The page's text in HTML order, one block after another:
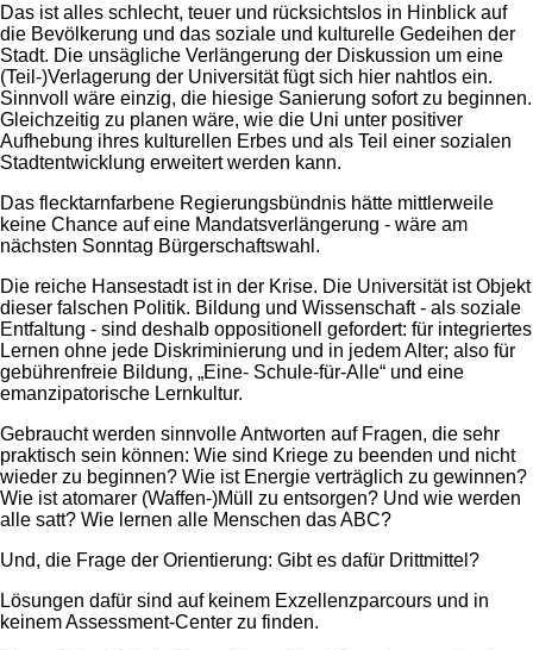
Das ist alles schlecht, teuer und rücksichtslos in Hinblick auf
die Bevölkerung und das soziale und kulturelle Gedeihen der
Stadt. Die unsägliche Verlängerung der Diskussion um eine
(Teil-)Verlagerung der Universität fügt sich hier nahtlos ein.
Sinnvoll wäre einzig, die hiesige Sanierung sofort zu beginnen.
Gleichzeitig zu planen wäre, wie die Uni unter positiver
Aufhebung ihres kulturellen Erbes und als Teil einer sozialen
Stadtentwicklung erweitert werden kann.
Das flecktarnfarbene Regierungsbündnis hätte mittlerweile
keine Chance auf eine Mandatsverlängerung - wäre am
nächsten Sonntag Bürgerschaftswahl.
Die reiche Hansestadt ist in der Krise. Die Universität ist Objekt
dieser falschen Politik. Bildung und Wissenschaft - als soziale
Entfaltung - sind deshalb oppositionell gefordert: für integriertes
Lernen ohne jede Diskriminierung und in jedem Alter; also für
gebührenfreie Bildung, „Eine- Schule-für-Alle“ und eine
emanzipatorische Lernkultur.
Gebraucht werden sinnvolle Antworten auf Fragen, die sehr
praktisch sein können: Wie sind Kriege zu beenden und nicht
wieder zu beginnen? Wie ist Energie verträglich zu gewinnen?
Wie ist atomarer (Waffen-)Müll zu entsorgen? Und wie werden
alle satt? Wie lernen alle Menschen das ABC?
Und, die Frage der Orientierung: Gibt es dafür Drittmittel?
Lösungen dafür sind auf keinem Exzellenzparcours und in
keinem Assessment-Center zu finden.